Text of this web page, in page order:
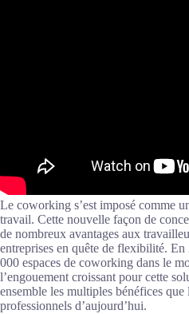
Le coworking s’est imposé comme
travail. Cette nouvelle façon de
de nombreux avantages aux
entreprises en quête de flexibilité.
000 espaces de coworking dans le
l’engouement croissant pour cette
ensemble les multiples bénéfices
professionnels d’aujourd’hui.